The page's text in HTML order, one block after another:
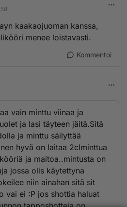
kaakaojuoman kanssa,
menee loistavasti.
Kommentoi
vain minttu viinaa ja
ja lasi täyteen jäitä.Sitä
ja minttu säilyttää
hyvä on laitaa 2clminttua
ja maitoa..mintusta on
jossa olis käytettyna
niin ainahan sitä sit
vai ei :P jos shottia haluat